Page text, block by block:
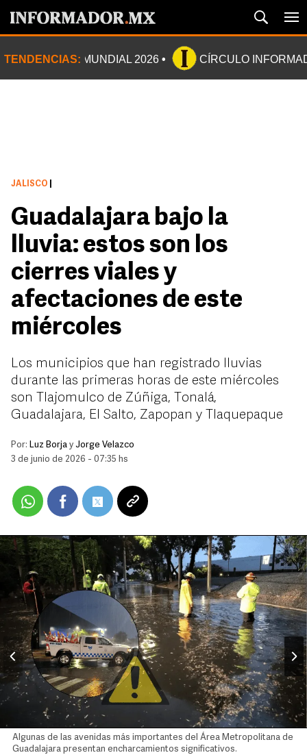
TENDENCIAS: MUNDIAL 2026 CÍRCULO
JALISCO
Guadalajara bajo la
lluvia: estos son los
cierres viales y
afectaciones de este
miércoles
Los municipios que han registrado lluvias
durante las primeras horas de este miércoles
son Tlajomulco de Zúñiga, Tonalá,
Guadalajara, El Salto, Zapopan y Tlaquepaque
Por: Luz Borja y Jorge Velazco
3 de junio de 2026 - 07:35 hs
Algunas de las avenidas más importantes del Área Metropolitana de
Guadalajara presentan encharcamientos significativos.